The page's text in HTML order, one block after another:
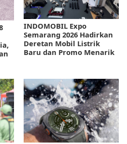
INDOMOBIL Expo
Semarang 2026 Hadirkan
Deretan Mobil Listrik
Baru dan Promo Menarik